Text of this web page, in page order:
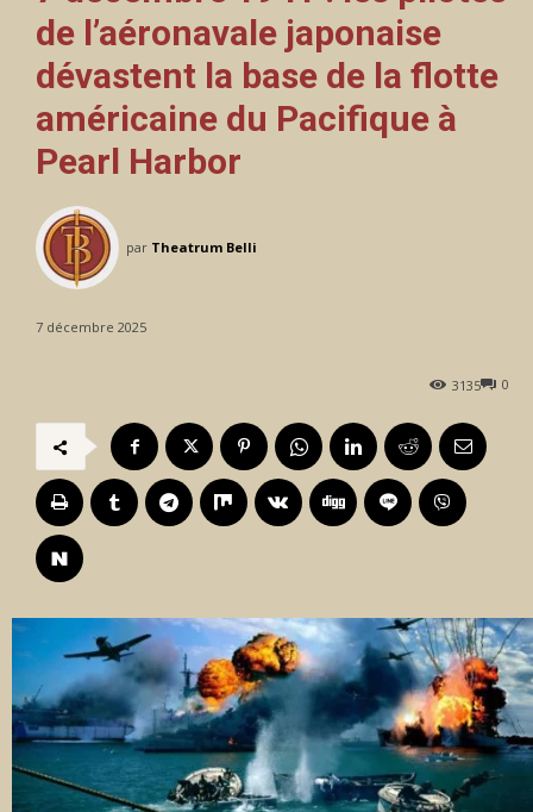
de l’aéronavale japonaise
dévastent la base de la flotte
américaine du Pacifique à
Pearl Harbor
par Theatrum Belli
7 décembre 2025
0
3135